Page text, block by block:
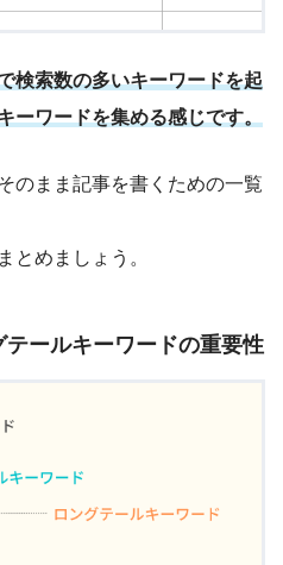
検索数の多いキーワードを起
ーワードを集める感じです。
のまま記事を書くための一覧
とめましょう。
ールキーワードの重要性